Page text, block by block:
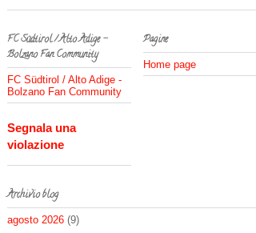
FC Südtirol / Alto Adige -
Bolzano Fan Community
FC Südtirol / Alto Adige -
Bolzano Fan Community
Segnala una
violazione
Pagine
Home page
Archivio blog
agosto 2026 (9)